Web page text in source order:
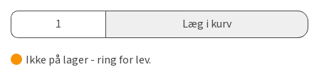
Læg i kurv
Ikke på lager - ring for lev.